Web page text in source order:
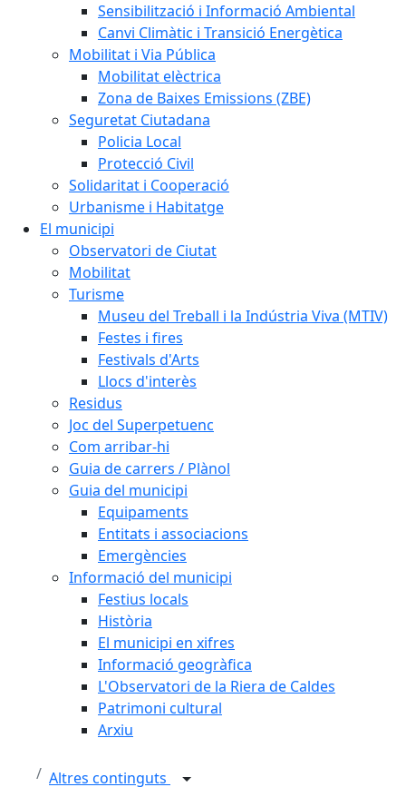
Sensibilització i Informació Ambiental
Canvi Climàtic i Transició Energètica
Mobilitat i Via Pública
Mobilitat elèctrica
Zona de Baixes Emissions (ZBE)
Seguretat Ciutadana
Policia Local
Protecció Civil
Solidaritat i Cooperació
Urbanisme i Habitatge
El municipi
Observatori de Ciutat
Mobilitat
Turisme
Museu del Treball i la Indústria Viva (MTIV)
Festes i fires
Festivals d'Arts
Llocs d'interès
Residus
Joc del Superpetuenc
Com arribar-hi
Guia de carrers / Plànol
Guia del municipi
Equipaments
Entitats i associacions
Emergències
Informació del municipi
Festius locals
Història
El municipi en xifres
Informació geogràfica
L'Observatori de la Riera de Caldes
Patrimoni cultural
Arxiu
Altres continguts